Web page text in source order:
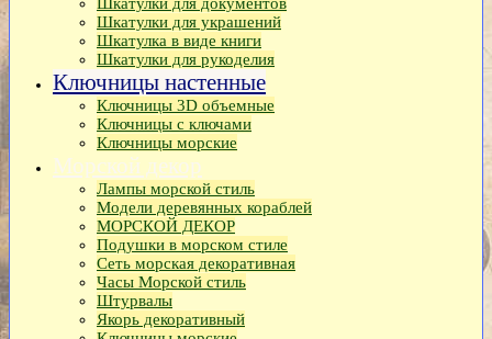
Шкатулки для украшений
Шкатулка в виде книги
Шкатулки для рукоделия
Ключницы настенные
Ключницы 3D объемные
Ключницы с ключами
Ключницы морские
Морской декор
Лампы морской стиль
Модели деревянных кораблей
МОРСКОЙ ДЕКОР
Подушки в морском стиле
Сеть морская декоративная
Часы Морской стиль
Штурвалы
Якорь декоративный